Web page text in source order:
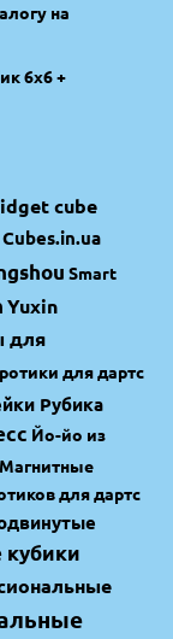
на
6х6 +
cube
Smart
Yuxin
для
для дартс
Рубика
Йо-йо из
Магнитные
для дартс
кубики